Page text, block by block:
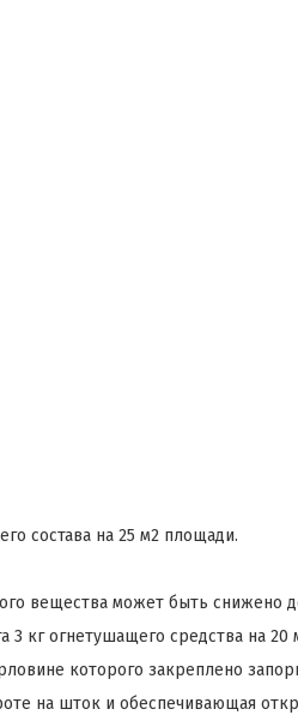
состава на 25 м2 площади.
вещества может быть снижено
кг огнетушащего средства на 20
которого закреплено
на шток и обеспечивающая